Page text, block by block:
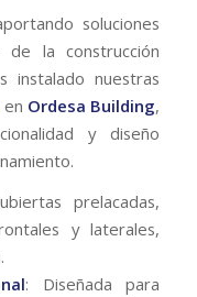
soluciones
la construcción
instalado nuestras
en Ordesa Building,
y diseño
prelacadas,
y laterales,
: Diseñada para